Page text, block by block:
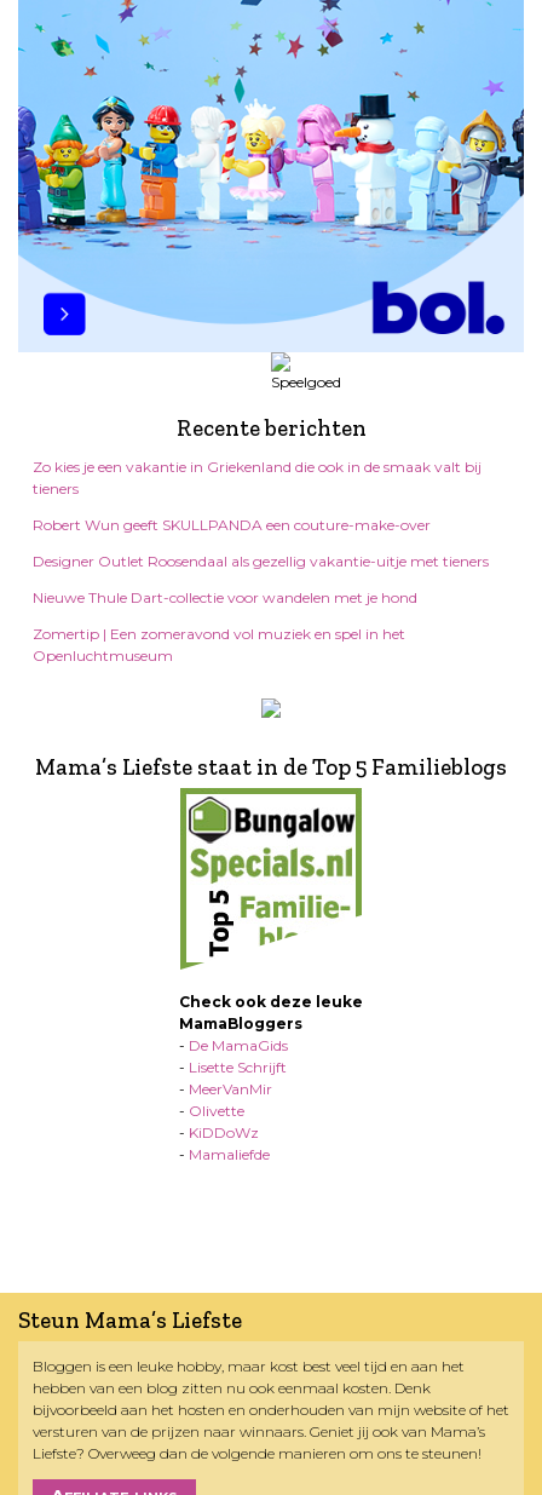
Recente berichten
Zo kies je een vakantie in Griekenland die ook in de smaak valt bij
tieners
Robert Wun geeft SKULLPANDA een couture-make-over
Designer Outlet Roosendaal als gezellig vakantie-uitje met tieners
Nieuwe Thule Dart-collectie voor wandelen met je hond
Zomertip | Een zomeravond vol muziek en spel in het
Openluchtmuseum
Mama’s Liefste staat in de Top 5 Familieblogs
Check ook deze leuke
MamaBloggers
- De MamaGids
- Lisette Schrijft
- MeerVanMir
- Olivette
- KiDDoWz
- Mamaliefde
Steun Mama’s Liefste
Bloggen is een leuke hobby, maar kost best veel tijd en aan het
hebben van een blog zitten nu ook eenmaal kosten. Denk
bijvoorbeeld aan het hosten en onderhouden van mijn website of het
versturen van de prijzen naar winnaars. Geniet jij ook van Mama’s
Liefste? Overweeg dan de volgende manieren om ons te steunen!